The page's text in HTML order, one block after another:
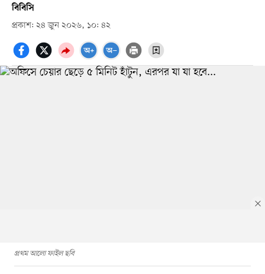
বিবিসি
প্রকাশ: ২৪ জুন ২০২৬, ১০: ৪২
প্রথম আলো ফাইল ছবি